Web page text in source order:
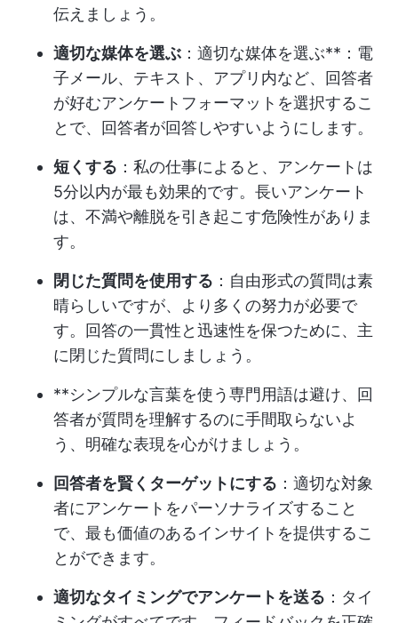
伝えましょう。
適切な媒体を選ぶ ：適切な媒体を選ぶ**：電
子メール、テキスト、アプリ内など、回答者
が好むアンケートフォーマットを選択するこ
とで、回答者が回答しやすいようにします。
短くする ：私の仕事によると、アンケートは
5分以内が最も効果的です。長いアンケート
は、不満や離脱を引き起こす危険性がありま
す。
閉じた質問を使用する ：自由形式の質問は素
晴らしいですが、より多くの努力が必要で
す。回答の一貫性と迅速性を保つために、主
に閉じた質問にしましょう。
**シンプルな言葉を使う専門用語は避け、回
答者が質問を理解するのに手間取らないよ
う、明確な表現を心がけましょう。
回答者を賢くターゲットにする ：適切な対象
者にアンケートをパーソナライズすること
で、最も価値のあるインサイトを提供するこ
とができます。
適切なタイミングでアンケートを送る ：タイ